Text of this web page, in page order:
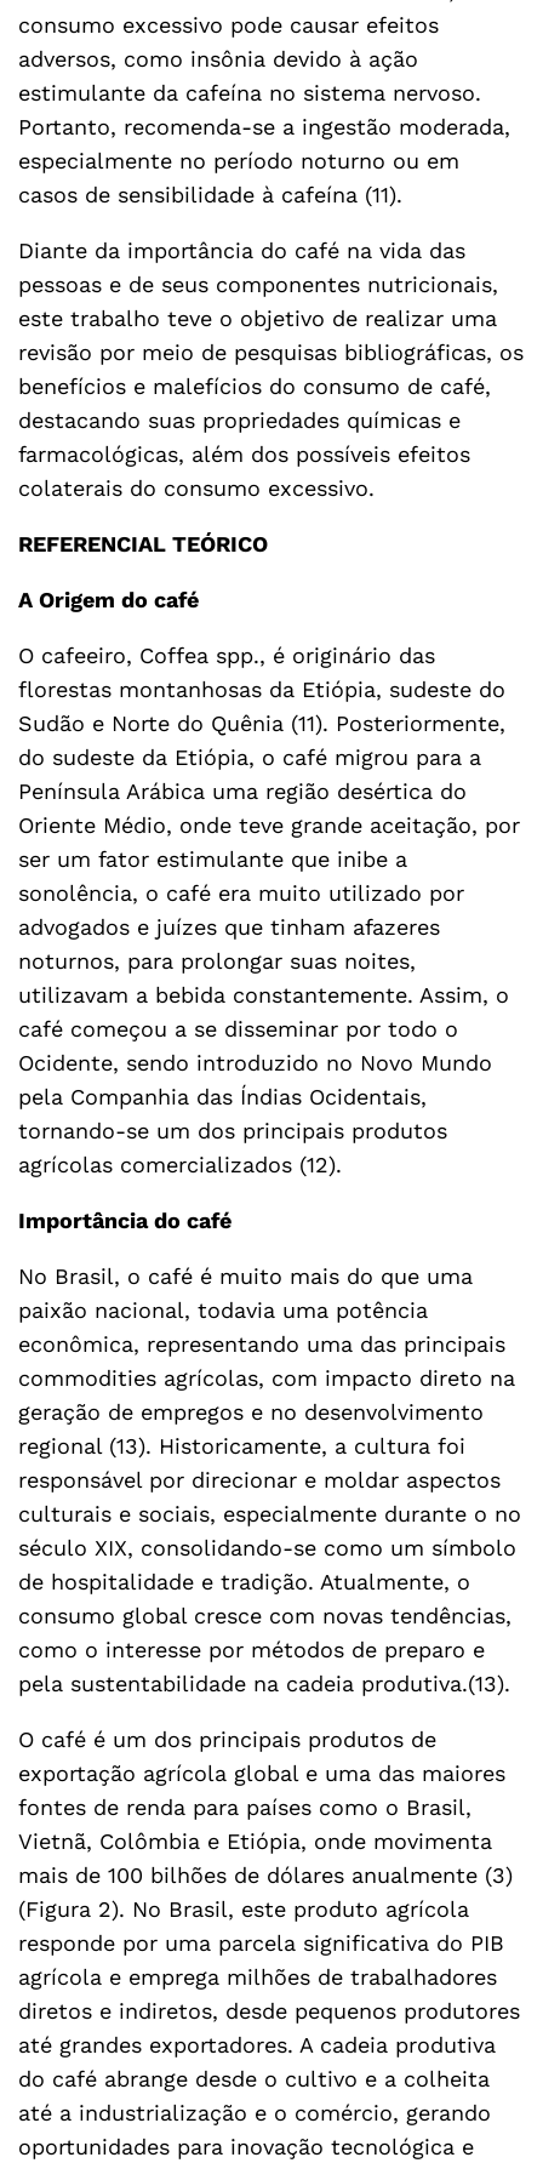
consumo excessivo pode causar efeitos
adversos, como insônia devido à ação
estimulante da cafeína no sistema nervoso.
Portanto, recomenda-se a ingestão moderada,
especialmente no período noturno ou em
casos de sensibilidade à cafeína (11).
Diante da importância do café na vida das
pessoas e de seus componentes nutricionais,
este trabalho teve o objetivo de realizar uma
revisão por meio de pesquisas bibliográficas, os
benefícios e malefícios do consumo de café,
destacando suas propriedades químicas e
farmacológicas, além dos possíveis efeitos
colaterais do consumo excessivo.
REFERENCIAL TEÓRICO
A Origem do café
O cafeeiro, Coffea spp., é originário das
florestas montanhosas da Etiópia, sudeste do
Sudão e Norte do Quênia (11). Posteriormente,
do sudeste da Etiópia, o café migrou para a
Península Arábica uma região desértica do
Oriente Médio, onde teve grande aceitação, por
ser um fator estimulante que inibe a
sonolência, o café era muito utilizado por
advogados e juízes que tinham afazeres
noturnos, para prolongar suas noites,
utilizavam a bebida constantemente. Assim, o
café começou a se disseminar por todo o
Ocidente, sendo introduzido no Novo Mundo
pela Companhia das Índias Ocidentais,
tornando-se um dos principais produtos
agrícolas comercializados (12).
Importância do café
No Brasil, o café é muito mais do que uma
paixão nacional, todavia uma potência
econômica, representando uma das principais
commodities agrícolas, com impacto direto na
geração de empregos e no desenvolvimento
regional (13). Historicamente, a cultura foi
responsável por direcionar e moldar aspectos
culturais e sociais, especialmente durante o no
século XIX, consolidando-se como um símbolo
de hospitalidade e tradição. Atualmente, o
consumo global cresce com novas tendências,
como o interesse por métodos de preparo e
pela sustentabilidade na cadeia produtiva.(13).
O café é um dos principais produtos de
exportação agrícola global e uma das maiores
fontes de renda para países como o Brasil,
Vietnã, Colômbia e Etiópia, onde movimenta
mais de 100 bilhões de dólares anualmente (3)
(Figura 2). No Brasil, este produto agrícola
responde por uma parcela significativa do PIB
agrícola e emprega milhões de trabalhadores
diretos e indiretos, desde pequenos produtores
até grandes exportadores. A cadeia produtiva
do café abrange desde o cultivo e a colheita
até a industrialização e o comércio, gerando
oportunidades para inovação tecnológica e